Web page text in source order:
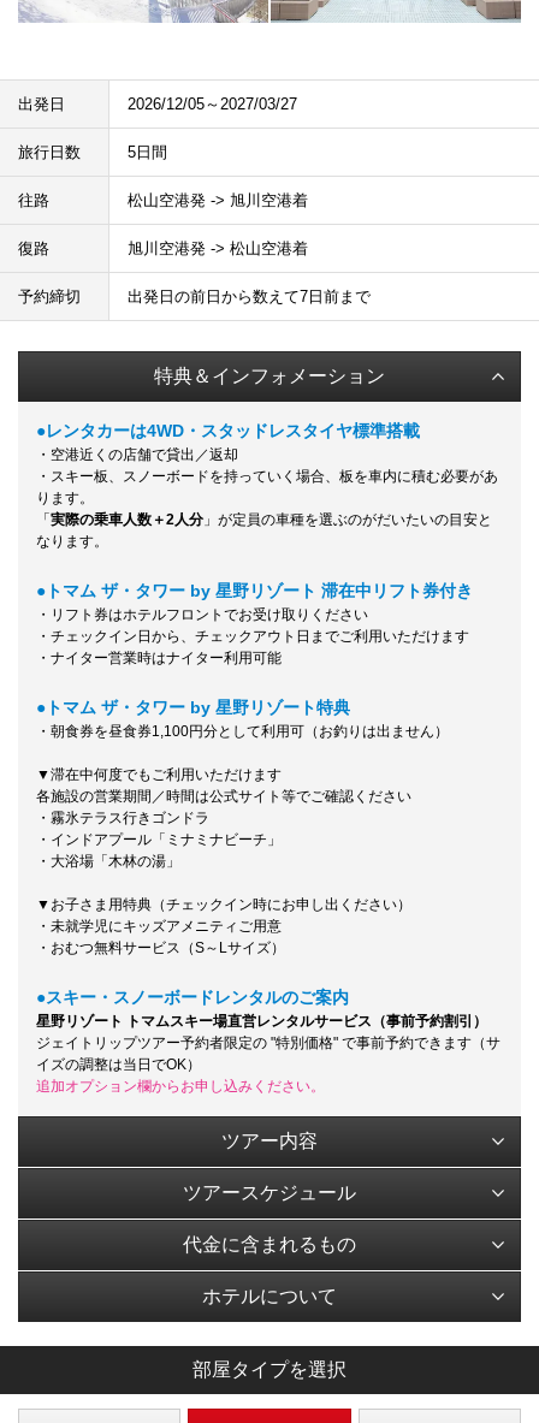
出発日 2026/12/05～2027/03/27
旅行日数 5日間
往路 松山空港発 -> 旭川空港着
復路 旭川空港発 -> 松山空港着
予約締切 出発日の前日から数えて7日前まで
特典＆インフォメーション
●レンタカーは4WD・スタッドレスタイヤ標準搭載
・空港近くの店舗で貸出／返却
・スキー板、スノーボードを持っていく場合、板を車内に積む必要があ
ります。
「 実際の乗車人数＋2人分 」が定員の車種を選ぶのがだいたいの目安と
なります。
●トマム ザ・タワー by 星野リゾート 滞在中リフト券付き
・リフト券はホテルフロントでお受け取りください
・チェックイン日から、チェックアウト日までご利用いただけます
・ナイター営業時はナイター利用可能
●トマム ザ・タワー by 星野リゾート特典
・朝食券を昼食券1,100円分として利用可 （お釣りは出ません）
▼滞在中何度でもご利用いただけます
各施設の営業期間／時間は公式サイト等でご確認ください
・霧氷テラス行きゴンドラ
・インドアプール「ミナミナビーチ」
・大浴場「木林の湯」
▼お子さま用特典（チェックイン時にお申し出ください）
・未就学児にキッズアメニティご用意
・おむつ無料サービス（S～Lサイズ）
●スキー・スノーボードレンタルのご案内
星野リゾート トマムスキー場直営レンタルサービス（事前予約割引）
ジェイトリップツアー予約者限定の "特別価格" で事前予約できます（サ
イズの調整は当日でOK）
追加オプション欄からお申し込みください。
ツアー内容
ツアースケジュール
代金に含まれるもの
ホテルについて
部屋タイプを選択